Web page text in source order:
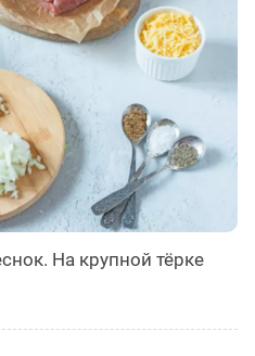
На крупной тёрке